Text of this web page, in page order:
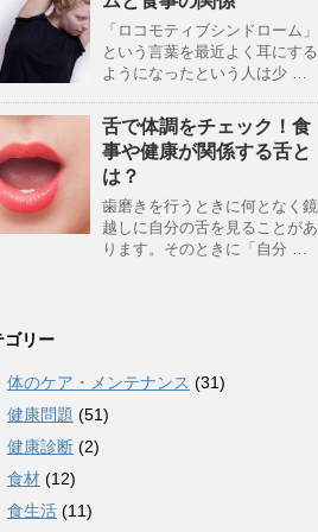
「ロコモティブシンドローム」
という言葉を最近よく耳にする
ようになったという人は少 …
舌で体調をチェック！食
事や健康が関係する舌と
は？
歯磨きを行うときに何となく鏡
越しに自分の舌を見ることがあ
ります。そのときに「自分 …
ゴリー
体のケア・メンテナンス (31)
健康問題 (51)
健康診断 (2)
食材 (12)
食生活 (11)